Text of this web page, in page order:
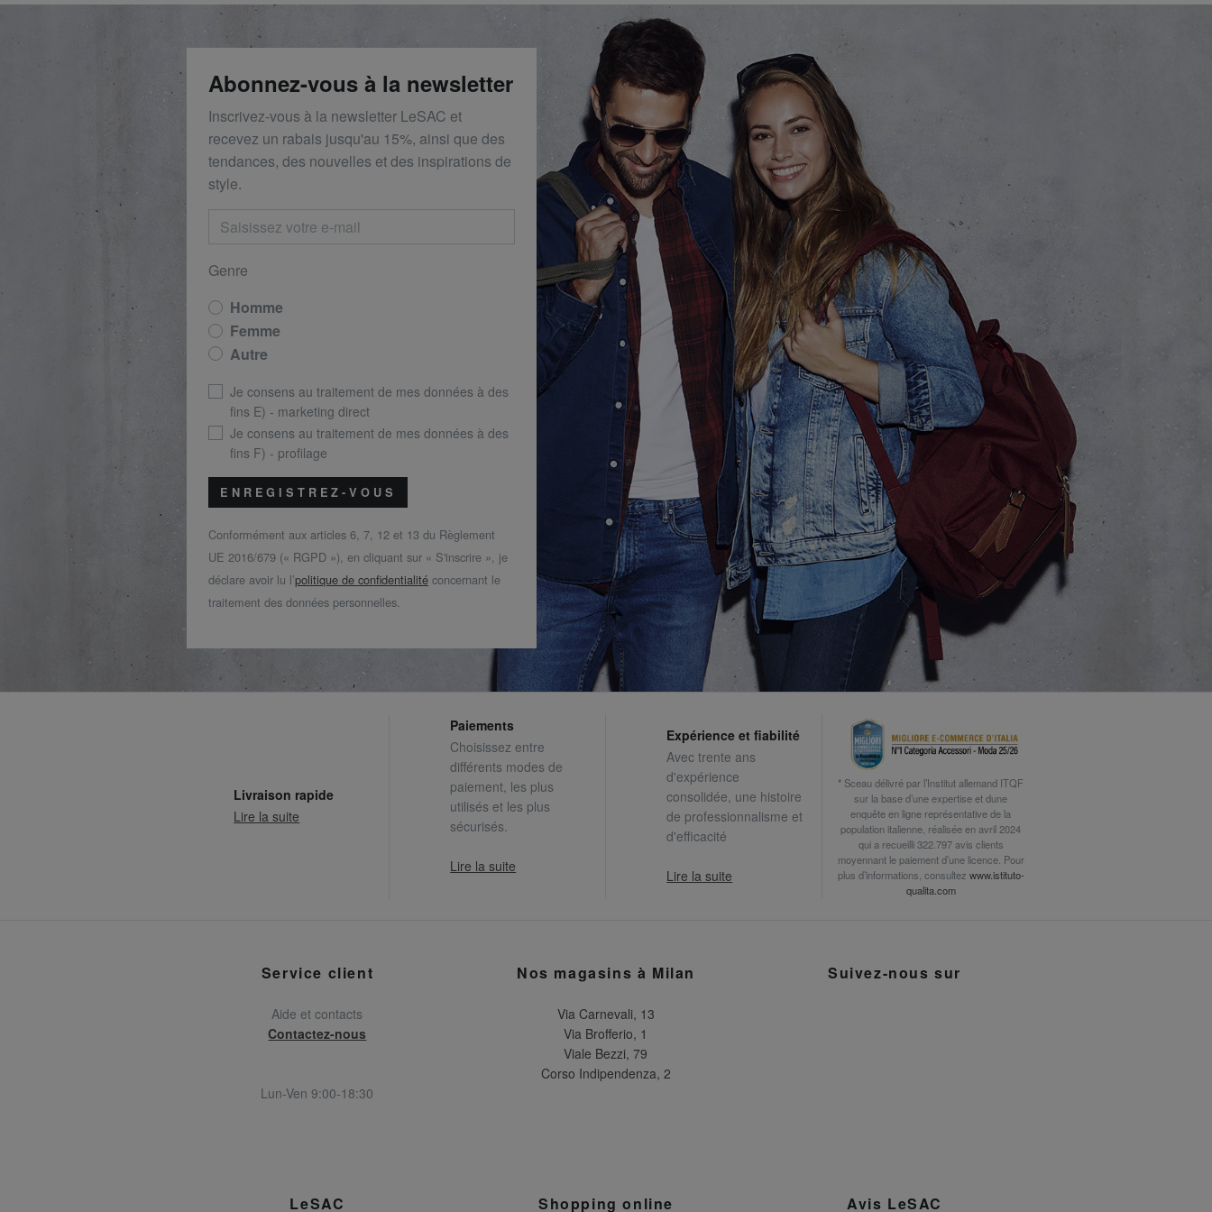
Abonnez-vous à la newsletter
Inscrivez-vous à la newsletter LeSAC et
recevez un rabais jusqu'au 15%, ainsi que des
tendances, des nouvelles et des inspirations de
style.
Genre
Homme
Femme
Autre
Je consens au traitement de mes données à des
fins E) - marketing direct
Je consens au traitement de mes données à des
fins F) - profilage
ENREGISTREZ-VOUS
Conformément aux articles 6, 7, 12 et 13 du Règlement
UE 2016/679 (« RGPD »), en cliquant sur « S'inscrire », je
déclare avoir lu l’politique de confidentialité concernant le
traitement des données personnelles.
Livraison rapide
Lire la suite
Paiements
Choisissez entre
différents modes de
paiement, les plus
utilisés et les plus
sécurisés.
Lire la suite
Expérience et fiabilité
Avec trente ans
d'expérience
consolidée, une histoire
de professionnalisme et
d'efficacité
Lire la suite
* Sceau délivré par l’Institut allemand ITQF
sur la base d’une expertise et dune
enquête en ligne représentative de la
population italienne, réalisée en avril 2024
qui a recueilli 322.797 avis clients
moyennant le paiement d’une licence. Pour
plus d’informations, consultez www.istituto-
qualita.com
Service client
Aide et contacts
Contactez-nous
Lun-Ven 9:00-18:30
Nos magasins à Milan
Via Carnevali, 13
Via Brofferio, 1
Viale Bezzi, 79
Corso Indipendenza, 2
Suivez-nous sur
LeSAC Shopping online Avis LeSAC